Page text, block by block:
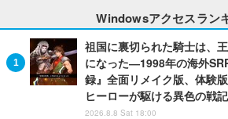
Windowsアクセスラン
祖国に裏切られた騎士は、
になった―1998年の海外
録』全面リメイク版、体験
ヒーローが駆ける異色の戦
2026.8.8 Sat 18:00